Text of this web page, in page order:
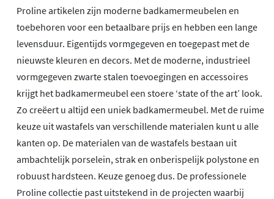
Proline artikelen zijn moderne badkamermeubelen en
toebehoren voor een betaalbare prijs en hebben een lange
levensduur. Eigentijds vormgegeven en toegepast met de
nieuwste kleuren en decors. Met de moderne, industrieel
vormgegeven zwarte stalen toevoegingen en accessoires
krijgt het badkamermeubel een stoere ‘state of the art’ look.
Zo creëert u altijd een uniek badkamermeubel. Met de ruime
keuze uit wastafels van verschillende materialen kunt u alle
kanten op. De materialen van de wastafels bestaan uit
ambachtelijk porselein, strak en onberispelijk polystone en
robuust hardsteen. Keuze genoeg dus. De professionele
Proline collectie past uitstekend in de projecten waarbij